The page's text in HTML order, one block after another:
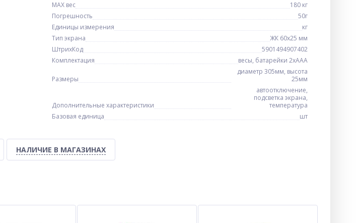
MAX вес
180 кг
Погрешность
50г
Единицы измерения
кг
Тип экрана
ЖК 60х25 мм
ШтрихКод
5901494907402
Комплектация
весы, батарейки 2хААА
Размеры
диаметр 305мм, высота
25мм
Дополнительные характеристики
автоотключение,
подсветка экрана,
температура
Базовая единица
шт
НАЛИЧИЕ В МАГАЗИНАХ